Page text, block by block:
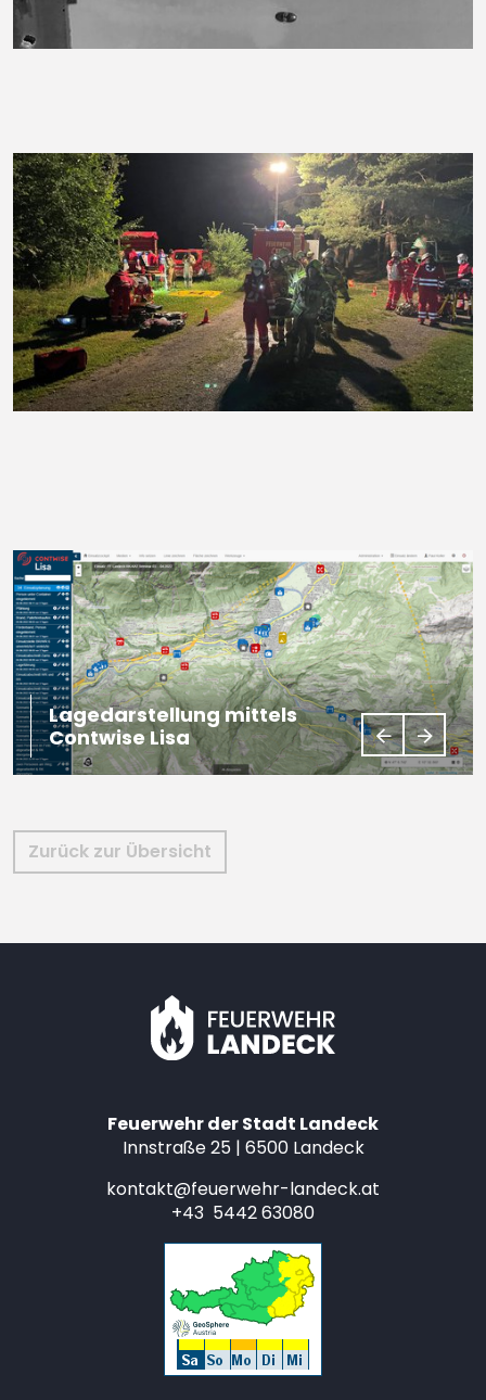
Lagedarstellung mittels
Contwise Lisa
Zurück zur Übersicht
Feuerwehr der Stadt Landeck
Innstraße 25 | 6500 Landeck
kontakt@feuerwehr-landeck.at
+43 5442 63080